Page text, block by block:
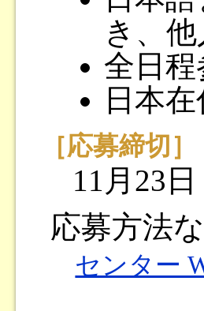
き、
全日
日本
［応募締切］
11月23
応募方法
センター